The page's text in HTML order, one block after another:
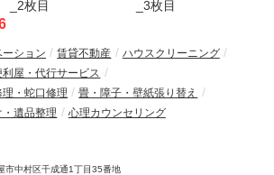
ション 賃貸不動産
ハウスクリーニング
利屋・代行サービス
理・蛇口修理
畳・障子・壁紙張り替え
・遺品整理 心理カウンセリング
市中村区千成通1丁目35番地